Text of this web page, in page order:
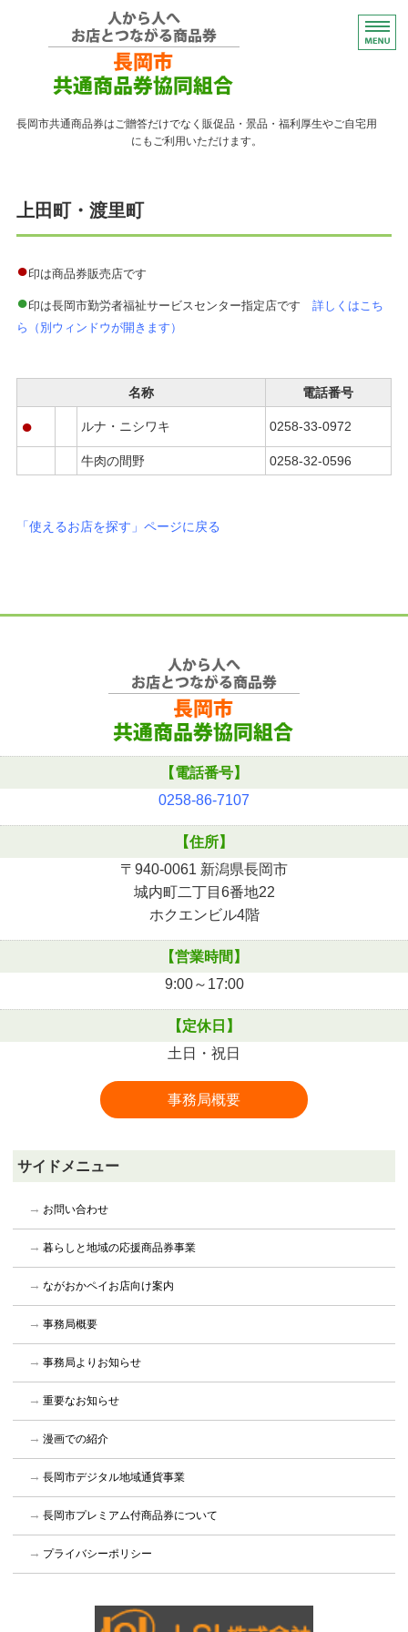
コンパクトなプレゼン
長岡市共通商品券はご贈答だけでなく販促品・景品・福利厚生やご自宅用
にもご利用いただけます。
よくある質問
上田町・渡里町
●印は商品券販売店です
●印は長岡市勤労者福祉サービスセンター指定店です 詳しくはこち
ら（別ウィンドウが開きます）
名称 電話番号
● ルナ・ニシワキ 0258-33-0972
牛肉の間野 0258-32-0596
「使えるお店を探す」ページに戻る
【電話番号】
0258-86-7107
【住所】
〒940-0061 新潟県長岡市
城内町二丁目6番地22
ホクエンビル4階
【営業時間】
9:00～17:00
【定休日】
土日・祝日
事務局概要
サイドメニュー
お問い合わせ
暮らしと地域の応援商品券事業
ながおかペイお店向け案内
事務局概要
事務局よりお知らせ
重要なお知らせ
漫画での紹介
長岡市デジタル地域通貨事業
長岡市プレミアム付商品券について
プライバシーポリシー